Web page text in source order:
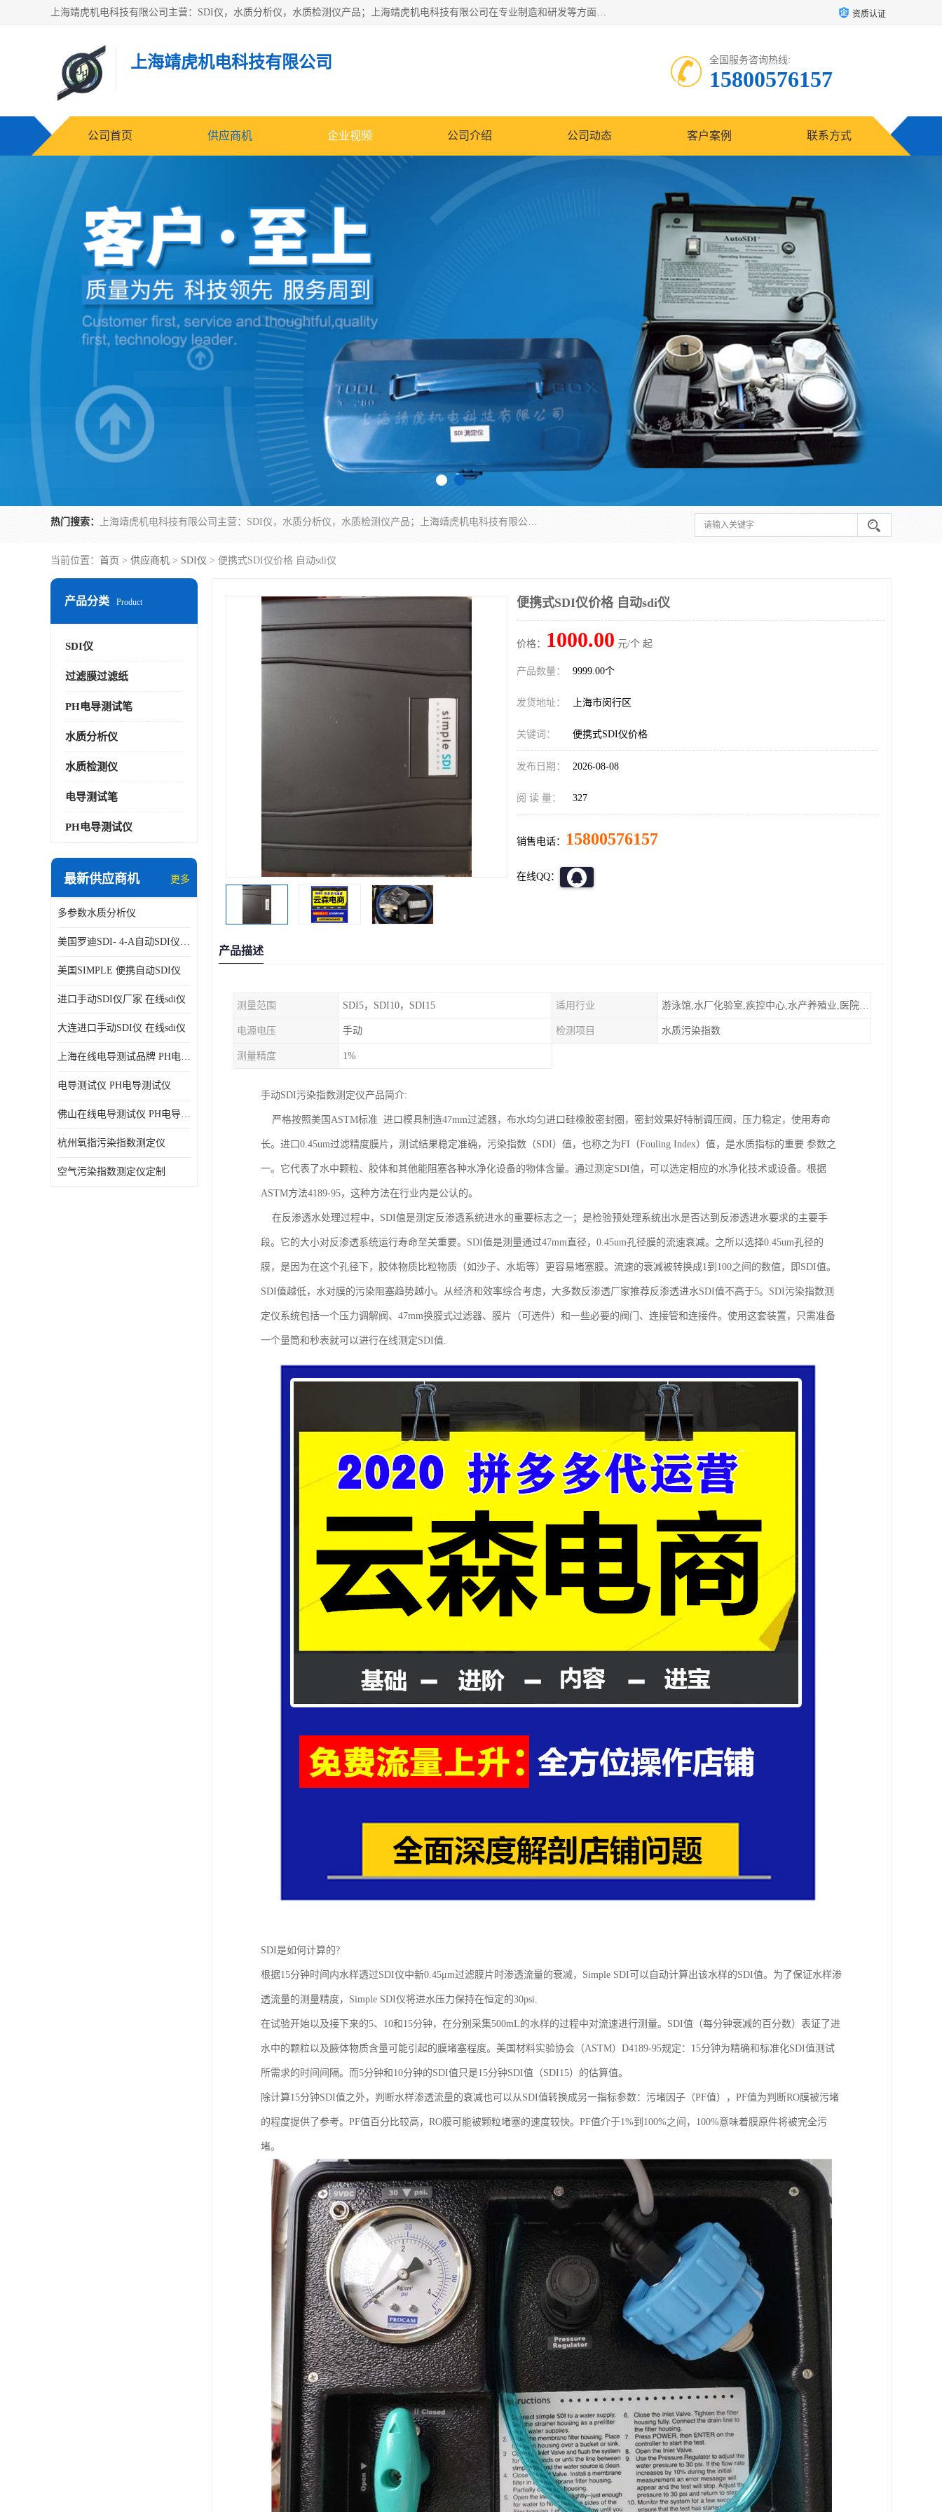
上海靖虎机电科技有限公司主营：SDI仪，水质分析仪，水质检测仪产品；上海靖虎机电科技有限公司在专业制造和研发等方面的强大的平台优势，利用自身在自动化仪表、自控系统及环保监测仪器的专长，以优良的技术，优越的产品质量和良好的服务质量与广大客户真诚合作。 资质认证
上海靖虎机电科技有限公司 全国服务咨询热线:
15800576157
公司首页 供应商机 企业视频 公司介绍 公司动态 客户案例 联系方式
热门搜索： 上海靖虎机电科技有限公司主营：SDI仪，水质分析仪，水质检测仪产品；上海靖虎机电科技有限公司在专业制造和研发等方面的强大的平台优势，利用自身在自动化仪表、自控系统及环保监测仪器的专长，以优良的技术，优越的产品质量和良好的服务质量与广大客户真诚合作。
当前位置： 首页 > 供应商机 > SDI仪 > 便携式SDI仪价格 自动sdi仪
产品分类 Product
SDI仪
过滤膜过滤纸
PH电导测试笔
水质分析仪
水质检测仪
电导测试笔
PH电导测试仪
最新供应商机 更多
多参数水质分析仪
美国罗迪SDI- 4-A自动SDI仪在线分析仪污染指数仪
美国SIMPLE 便携自动SDI仪
进口手动SDI仪厂家 在线sdi仪
大连进口手动SDI仪 在线sdi仪
上海在线电导测试品牌 PH电导测试仪
电导测试仪 PH电导测试仪
佛山在线电导测试仪 PH电导测试仪
杭州氧指污染指数测定仪
空气污染指数测定仪定制
便携式SDI仪价格 自动sdi仪
价格： 1000.00 元/个 起
产品数量： 9999.00个
发货地址： 上海市闵行区
关键词： 便携式SDI仪价格
发布日期： 2026-08-08
阅 读 量： 327
销售电话： 15800576157
在线QQ：
产品描述
测量范围 SDI5，SDI10，SDI15 适用行业 游泳馆,水厂化验室,疾控中心,水产养殖业,医院,食品饮料，纯水制作，海水淡化
电源电压 手动 检测项目 水质污染指数
测量精度 1%
手动SDI污染指数测定仪产品简介:
严格按照美国ASTM标准 进口模具制造47mm过滤器，布水均匀进口硅橡胶密封圈，密封效果好特制调压阀，压力稳定，使用寿命
长。进口0.45um过滤精度膜片，测试结果稳定准确，污染指数（SDI）值，也称之为FI（Fouling Index）值，是水质指标的重要 参数之
一。它代表了水中颗粒、胶体和其他能阻塞各种水净化设备的物体含量。通过测定SDI值，可以选定相应的水净化技术或设备。根据
ASTM方法4189-95，这种方法在行业内是公认的。
在反渗透水处理过程中，SDI值是测定反渗透系统进水的重要标志之一；是检验预处理系统出水是否达到反渗透进水要求的主要手
段。它的大小对反渗透系统运行寿命至关重要。SDI值是测量通过47mm直径，0.45um孔径膜的流速衰减。之所以选择0.45um孔径的
膜，是因为在这个孔径下，胶体物质比粒物质（如沙子、水垢等）更容易堵塞膜。流速的衰减被转换成1到100之间的数值，即SDI值。
SDI值越低，水对膜的污染阻塞趋势越小。从经济和效率综合考虑，大多数反渗透厂家推荐反渗透进水SDI值不高于5。SDI污染指数测
定仪系统包括一个压力调解阀、47mm换膜式过滤器、膜片（可选件）和一些必要的阀门、连接管和连接件。使用这套装置，只需准备
一个量筒和秒表就可以进行在线测定SDI值.
SDI是如何计算的?
根据15分钟时间内水样透过SDI仪中新0.45μm过滤膜片时渗透流量的衰减，Simple SDI可以自动计算出该水样的SDI值。为了保证水样渗
透流量的测量精度，Simple SDI仪将进水压力保持在恒定的30psi.
在试验开始以及接下来的5、10和15分钟，在分别采集500mL的水样的过程中对流速进行测量。SDI值（每分钟衰减的百分数）表证了进
水中的颗粒以及腋体物质含量可能引起的膜堵塞程度。美国材料实验协会（ASTM）D4189-95规定：15分钟为精确和标准化SDI值测试
所需求的时间间隔。而5分钟和10分钟的SDI值只是15分钟SDI值（SDI15）的估算值。
除计算15分钟SDI值之外，判断水样渗透流量的衰减也可以从SDI值转换成另一指标参数：污堵因子（PF值），PF值为判断RO膜被污堵
的程度提供了参考。PF值百分比较高，RO膜可能被颗粒堵塞的速度较快。PF值介于1%到100%之间，100%意味着膜原件将被完全污
堵。